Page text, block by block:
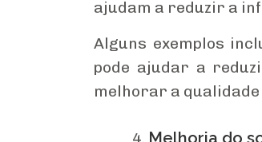
ajudam a reduzir a
Alguns exemplos
pode ajudar a
melhorar a qualidade
Melhoria do